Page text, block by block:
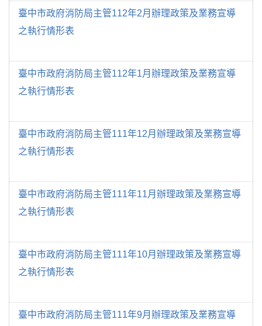
臺中市政府消防局主管112年2月辦理政策及業務宣導
之執行情形表
臺中市政府消防局主管112年1月辦理政策及業務宣導
之執行情形表
臺中市政府消防局主管111年12月辦理政策及業務宣導
之執行情形表
臺中市政府消防局主管111年11月辦理政策及業務宣導
之執行情形表
臺中市政府消防局主管111年10月辦理政策及業務宣導
之執行情形表
臺中市政府消防局主管111年9月辦理政策及業務宣導